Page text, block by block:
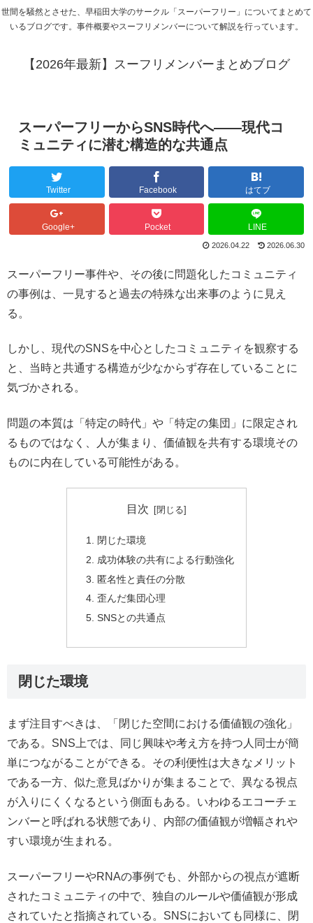
世間を騒然とさせた、早稲田大学のサークル「スーパーフリー」についてまとめて
いるブログです。事件概要やスーフリメンバーについて解説を行っています。
【2026年最新】スーフリメンバーまとめブログ
スーパーフリーからSNS時代へ――現代コ
ミュニティに潜む構造的な共通点
Twitter Facebook はてブ
Google+ Pocket LINE
2026.04.22 2026.06.30
スーパーフリー事件や、その後に問題化したコミュニティ
の事例は、一見すると過去の特殊な出来事のように見え
る。
しかし、現代のSNSを中心としたコミュニティを観察する
と、当時と共通する構造が少なからず存在していることに
気づかされる。
問題の本質は「特定の時代」や「特定の集団」に限定され
るものではなく、人が集まり、価値観を共有する環境その
ものに内在している可能性がある。
目次
閉じた環境
成功体験の共有による行動強化
匿名性と責任の分散
歪んだ集団心理
SNSとの共通点
閉じた環境
まず注目すべきは、「閉じた空間における価値観の強化」
である。SNS上では、同じ興味や考え方を持つ人同士が簡
単につながることができる。その利便性は大きなメリット
である一方、似た意見ばかりが集まることで、異なる視点
が入りにくくなるという側面もある。いわゆるエコーチェ
ンバーと呼ばれる状態であり、内部の価値観が増幅されや
すい環境が生まれる。
スーパーフリーやRNAの事例でも、外部からの視点が遮断
されたコミュニティの中で、独自のルールや価値観が形成
されていたと指摘されている。SNSにおいても同様に、閉